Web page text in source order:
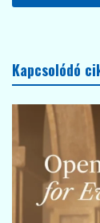
Kapcsolódó